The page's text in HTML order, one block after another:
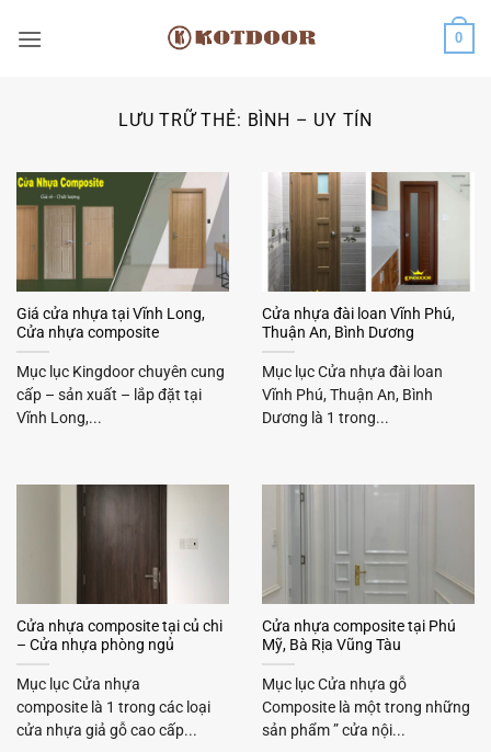
qua
0
LƯU TRỮ THẺ: BÌNH – UY TÍN
Giá cửa nhựa tại Vĩnh Long,
Cửa nhựa composite
Mục lục Kingdoor chuyên cung
cấp – sản xuất – lắp đặt tại
Vĩnh Long,...
Cửa nhựa đài loan Vĩnh Phú,
Thuận An, Bình Dương
Mục lục Cửa nhựa đài loan
Vĩnh Phú, Thuận An, Bình
Dương là 1 trong...
Cửa nhựa composite tại củ chi
– Cửa nhựa phòng ngủ
Mục lục Cửa nhựa
composite là 1 trong các loại
cửa nhựa giả gỗ cao cấp...
Cửa nhựa composite tại Phú
Mỹ, Bà Rịa Vũng Tàu
Mục lục Cửa nhựa gỗ
Composite là một trong những
sản phẩm ” cửa nội...